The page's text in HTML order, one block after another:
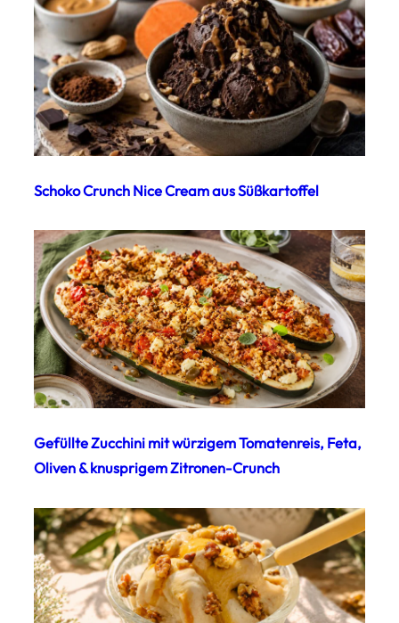
Schoko Crunch Nice Cream aus Süßkartoffel
Gefüllte Zucchini mit würzigem Tomatenreis, Feta,
Oliven & knusprigem Zitronen-Crunch